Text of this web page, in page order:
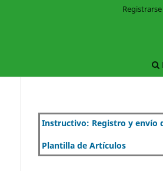
Registrarse
Instructivo: Registro y envío
Plantilla de Artículos